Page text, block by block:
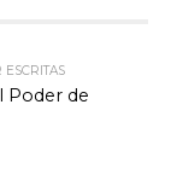
Poder de